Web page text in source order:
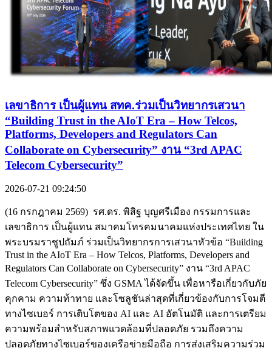
เลขาธิการ เป็นผู้แทน สทค.ร่วมเป็นวิทยากรเสวนา
“Building Trust in the AIoT Era – How Telcos,
Platforms, Developers and Regulators Can
Collaborate on Cybersecurity” งาน “3rd APAC
Telecom Cybersecurity”
2026-07-21 09:24:50
(16 กรกฎาคม 2569) รศ.ดร. พิสิฐ บุญศรีเมือง กรรมการและ
เลขาธิการ เป็นผู้แทน สมาคมโทรคมนาคมแห่งประเทศไทย ใน
พระบรมราชูปถัมภ์ ร่วมเป็นวิทยากรการเสวนาหัวข้อ “Building
Trust in the AIoT Era – How Telcos, Platforms, Developers and
Regulators Can Collaborate on Cybersecurity” งาน “3rd APAC
Telecom Cybersecurity” ซึ่ง GSMA ได้จัดขึ้น เพื่อหารือเกี่ยวกับภัย
คุกคาม ความท้าทาย และโซลูชันล่าสุดที่เกี่ยวข้องกับการโจมตี
ทางไซเบอร์ การเติบโตของ AI และ AI อัตโนมัติ และการเตรียม
ความพร้อมสำหรับสภาพแวดล้อมที่ปลอดภัย รวมถึงความ
ปลอดภัยทางไซเบอร์ของเครือข่ายมือถือ การส่งเสริมความร่วม